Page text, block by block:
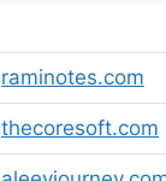
raminotes.com
thecoresoft.com